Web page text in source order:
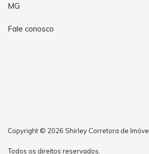
MG
Fale conosco
Copyright © 2026 Shirley Corretora de
Todos os direitos reservados.